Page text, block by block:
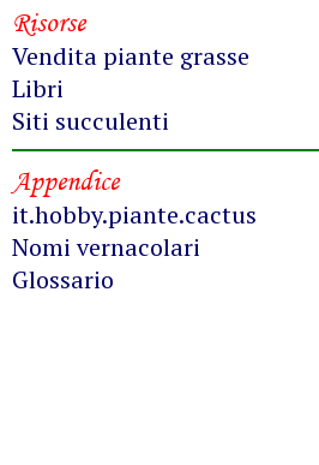
Risorse
Vendita piante grasse
Libri
Siti succulenti
Appendice
it.hobby.piante.cactus
Nomi vernacolari
Glossario